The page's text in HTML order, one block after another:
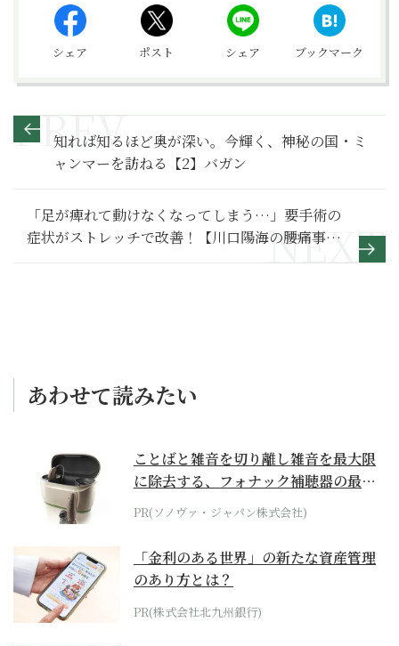
シェア ポスト シェア ブックマーク
知れば知るほど奥が深い。今輝く、神秘の国・ミ
ャンマーを訪ねる【2】バガン
「足が痺れて動けなくなってしまう…」要手術の
症状がストレッチで改善！【川口陽海の腰痛事件
簿 第5回】
あわせて読みたい
ことばと雑音を切り離し雑音を最大限
に除去する、フォナック補聴器の最上
位モデル
PR(ソノヴァ・ジャパン株式会社)
「金利のある世界」の新たな資産管理
のあり方とは？
PR(株式会社北九州銀行)